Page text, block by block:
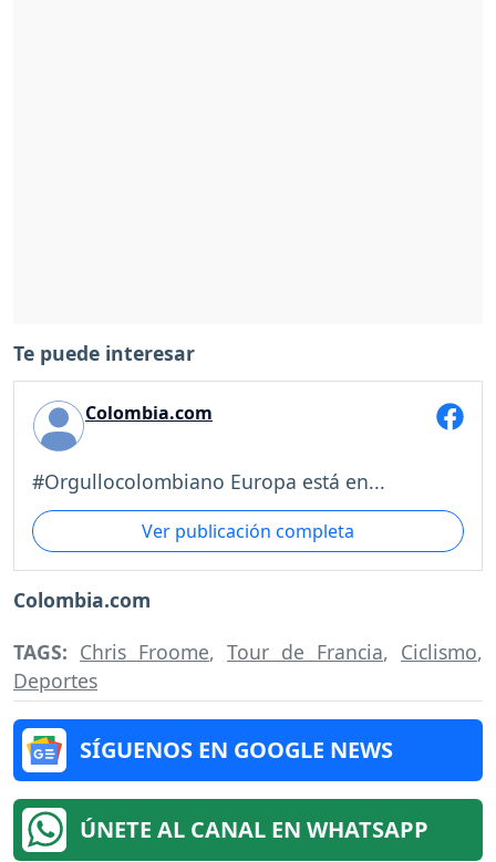
Te puede interesar
Colombia.com
#Orgullocolombiano Europa está en...
Ver publicación completa
Colombia.com
TAGS: Chris Froome, Tour de Francia, Ciclismo,
Deportes
SÍGUENOS EN GOOGLE NEWS
ÚNETE AL CANAL EN WHATSAPP